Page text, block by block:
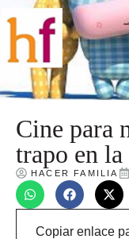
Cine para
trapo en
HACER FAMILIA
Copiar enlace